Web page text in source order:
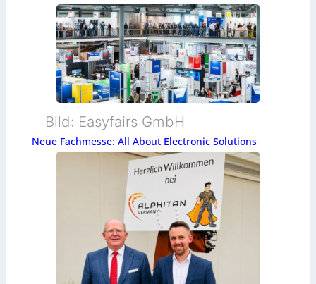
Bild: Easyfairs GmbH
Neue Fachmesse: All About Electronic Solutions